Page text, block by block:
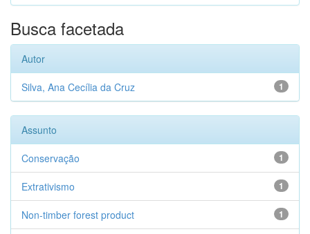
Busca facetada
Autor
1
Silva, Ana Cecília da Cruz
Assunto
1
Conservação
1
Extrativismo
1
Non-timber forest product